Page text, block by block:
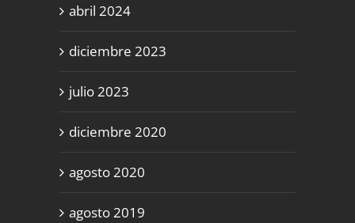
abril 2024
diciembre 2023
julio 2023
diciembre 2020
agosto 2020
agosto 2019